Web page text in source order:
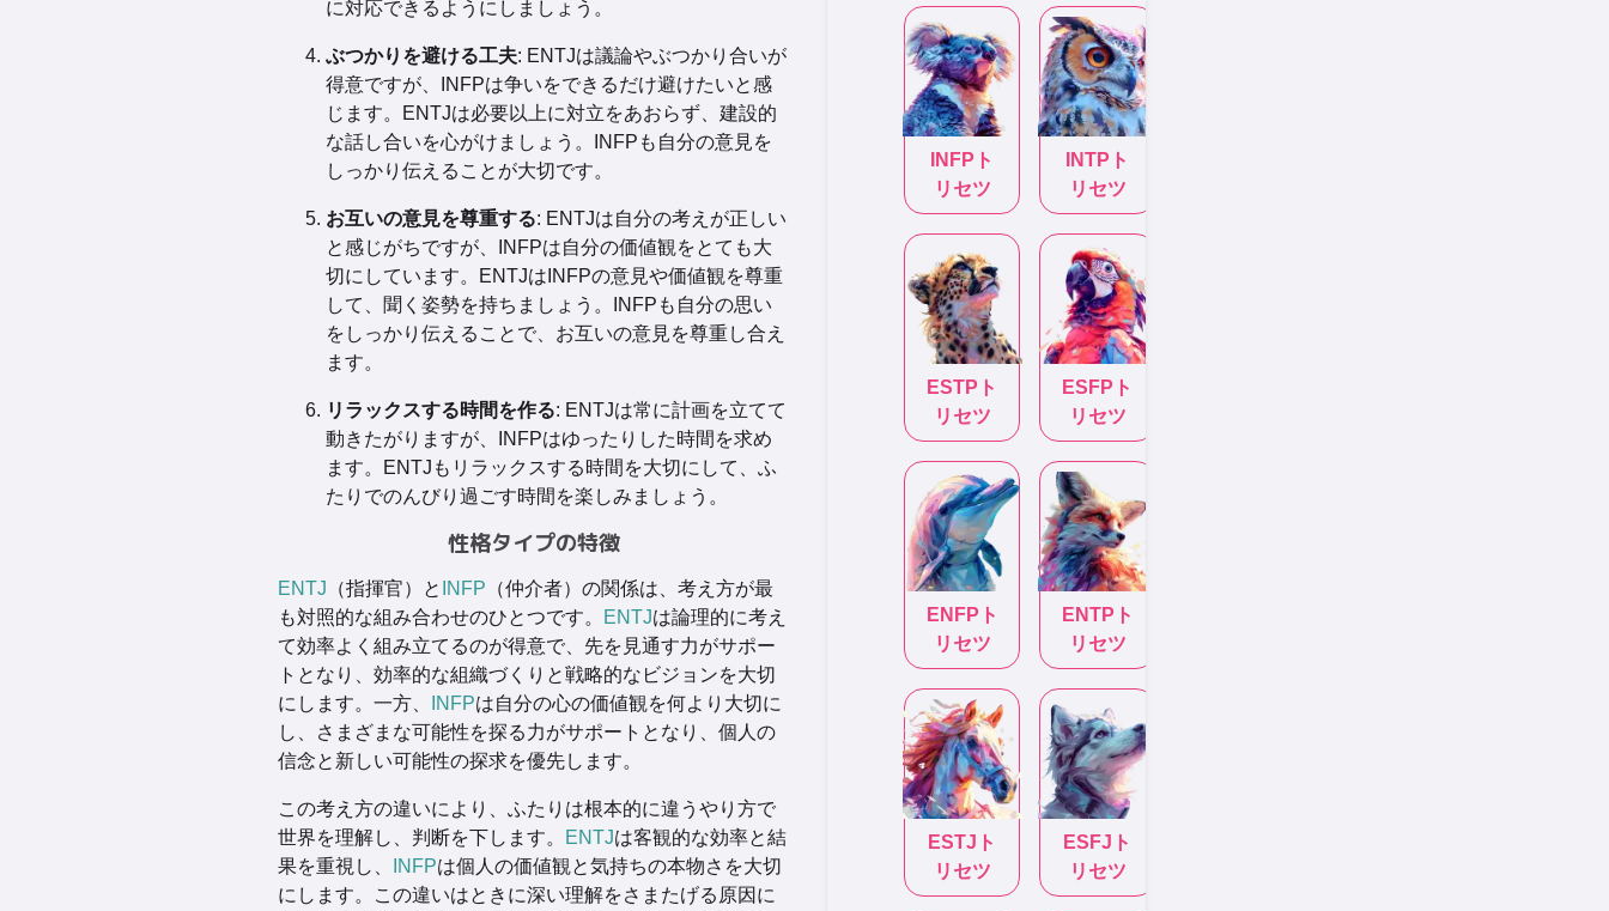
に対応できるようにしましょう。
ぶつかりを避ける工夫: ENTJは議論やぶつかり合いが
得意ですが、INFPは争いをできるだけ避けたいと感
じます。ENTJは必要以上に対立をあおらず、建設的
な話し合いを心がけましょう。INFPも自分の意見を
しっかり伝えることが大切です。
お互いの意見を尊重する: ENTJは自分の考えが正しい
と感じがちですが、INFPは自分の価値観をとても大
切にしています。ENTJはINFPの意見や価値観を尊重
して、聞く姿勢を持ちましょう。INFPも自分の思い
をしっかり伝えることで、お互いの意見を尊重し合え
ます。
リラックスする時間を作る: ENTJは常に計画を立てて
動きたがりますが、INFPはゆったりした時間を求め
ます。ENTJもリラックスする時間を大切にして、ふ
たりでのんびり過ごす時間を楽しみましょう。
性格タイプの特徴
ENTJ （指揮官）と INFP （仲介者）の関係は、考え方が最
も対照的な組み合わせのひとつです。
ENTJは論理的に考え
て効率よく組み立てるのが得意で、先を見通す力がサポー
トとなり、効率的な組織づくりと戦略的なビジョンを大切
にします。一方、
INFPは自分の心の価値観を何より大切に
し、さまざまな可能性を探る力がサポートとなり、個人の
信念と新しい可能性の探求を優先します。
この考え方の違いにより、ふたりは根本的に違うやり方で
世界を理解し、判断を下します。
ENTJは客観的な効率と結
果を重視し、
INFPは個人の価値観と気持ちの本物さを大切
にします。この違いはときに深い理解をさまたげる原因に
INFP ト
リセツ
INTP ト
リセツ
ESTP ト
リセツ
ESFP ト
リセツ
ENFP ト
リセツ
ENTP ト
リセツ
ESTJ ト
リセツ
ESFJ ト
リセツ